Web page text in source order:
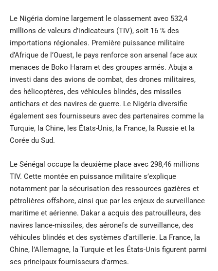
Le Nigéria domine largement le classement avec 532,4
millions de valeurs d’indicateurs (TIV), soit 16 % des
importations régionales. Première puissance militaire
d’Afrique de l’Ouest, le pays renforce son arsenal face aux
menaces de Boko Haram et des groupes armés. Abuja a
investi dans des avions de combat, des drones militaires,
des hélicoptères, des véhicules blindés, des missiles
antichars et des navires de guerre. Le Nigéria diversifie
également ses fournisseurs avec des partenaires comme la
Turquie, la Chine, les États-Unis, la France, la Russie et la
Corée du Sud.
Le Sénégal occupe la deuxième place avec 298,46 millions
TIV. Cette montée en puissance militaire s’explique
notamment par la sécurisation des ressources gazières et
pétrolières offshore, ainsi que par les enjeux de surveillance
maritime et aérienne. Dakar a acquis des patrouilleurs, des
navires lance-missiles, des aéronefs de surveillance, des
véhicules blindés et des systèmes d’artillerie. La France, la
Chine, l’Allemagne, la Turquie et les États-Unis figurent parmi
ses principaux fournisseurs d’armes.